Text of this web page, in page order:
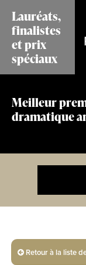
contenu
principal
Lauréats,
finalistes
et prix
spéciaux
Meilleur
dramatique
Retour à la liste